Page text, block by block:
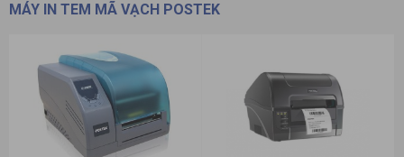
MÁY IN TEM MÃ VẠCH POSTEK